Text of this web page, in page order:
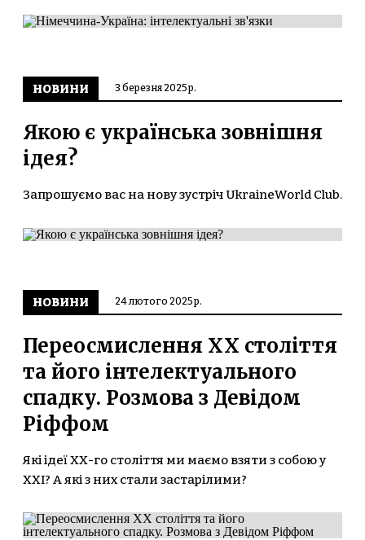
НОВИНИ 3 березня 2025 р.
Якою є українська зовнішня
ідея?
Запрошуємо вас на нову зустріч UkraineWorld Club.
НОВИНИ 24 лютого 2025 р.
Переосмислення ХХ століття
та його інтелектуального
спадку. Розмова з Девідом
Ріффом
Які ідеї ХХ-го століття ми маємо взяти з собою у
ХХІ? А які з них стали застарілими?